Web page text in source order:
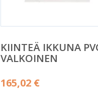
KIINTEÄ IKKUNA
VALKOINEN
165,02 €